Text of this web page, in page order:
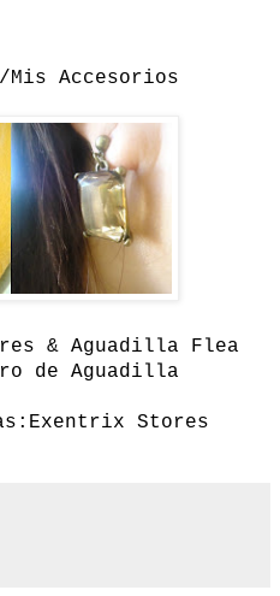
Mis Accesorios
& Aguadilla Flea
de Aguadilla
Stores